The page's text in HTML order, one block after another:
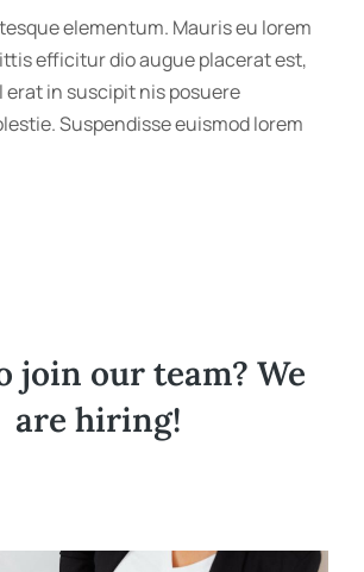
elementum. Mauris eu lorem
efficitur dio augue placerat est,
erat in suscipit nis posuere
Suspendisse euismod lorem
join our team? We
are hiring!